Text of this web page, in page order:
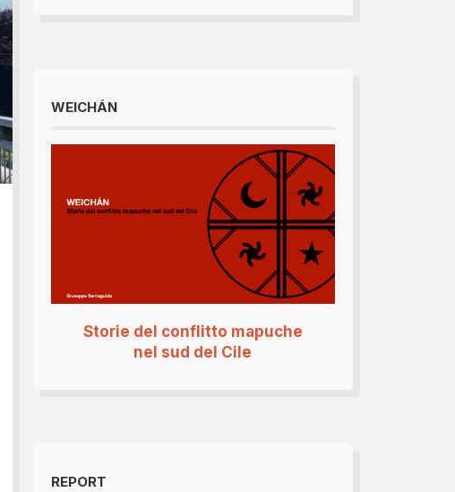
WEICHÁN
Storie del conflitto mapuche
nel sud del Cile
REPORT